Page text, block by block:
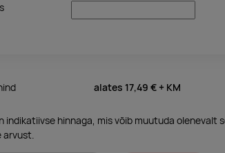
alates 17,49 € + KM
indikatiivse hinnaga, mis võib muutuda olenevalt
arvust.